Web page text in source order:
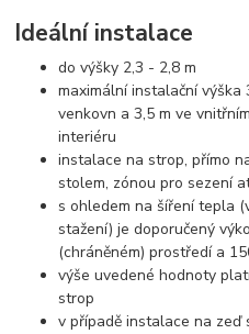
Ideální instalace
do výšky 2,3 - 2,8 m
maximální instalační výška
venkovn a 3,5 m ve
interiéru
instalace na strop, přímo
stolem, zónou pro sezení
s ohledem na šíření tepla
stažení) je doporučený
(chráněném) prostředí a
výše uvedené hodnoty
strop
v případě instalace na zeď